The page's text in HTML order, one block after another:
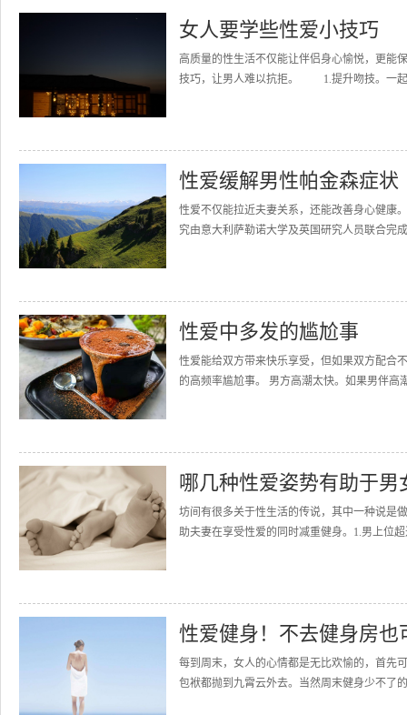
女人要学些性爱小技巧
高质量的性生活不仅能让伴侣身心愉悦，更能
技巧，让男人难以抗拒。 1.提升吻技。一起
性爱缓解男性帕金森症状
性爱不仅能拉近夫妻关系，还能改善身心健
究由意大利萨勒诺大学及英国研究人员联合完
性爱中多发的尴尬事
性爱能给双方带来快乐享受，但如果双方配合
的高频率尴尬事。 男方高潮太快。如果男伴高
哪几种性爱姿势有助于男
坊间有很多关于性生活的传说，其中一种说是
助夫妻在享受性爱的同时减重健身。1.男上位
性爱健身！不去健身房也
每到周末，女人的心情都是无比欢愉的，首先
包袱都抛到九霄云外去。当然周末健身少不了